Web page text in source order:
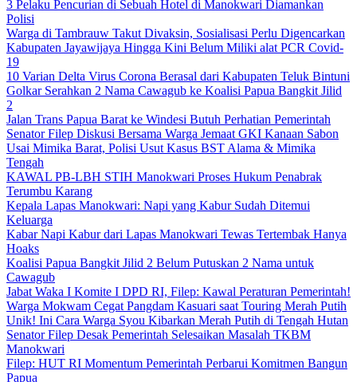
3 Pelaku Pencurian di Sebuah Hotel di Manokwari Diamankan
Polisi
Warga di Tambrauw Takut Divaksin, Sosialisasi Perlu Digencarkan
Kabupaten Jayawijaya Hingga Kini Belum Miliki alat PCR Covid-
19
10 Varian Delta Virus Corona Berasal dari Kabupaten Teluk Bintuni
Golkar Serahkan 2 Nama Cawagub ke Koalisi Papua Bangkit Jilid
2
Jalan Trans Papua Barat ke Windesi Butuh Perhatian Pemerintah
Senator Filep Diskusi Bersama Warga Jemaat GKI Kanaan Sabon
Usai Mimika Barat, Polisi Usut Kasus BST Alama & Mimika
Tengah
KAWAL PB-LBH STIH Manokwari Proses Hukum Penabrak
Terumbu Karang
Kepala Lapas Manokwari: Napi yang Kabur Sudah Ditemui
Keluarga
Kabar Napi Kabur dari Lapas Manokwari Tewas Tertembak Hanya
Hoaks
Koalisi Papua Bangkit Jilid 2 Belum Putuskan 2 Nama untuk
Cawagub
Jabat Waka I Komite I DPD RI, Filep: Kawal Peraturan Pemerintah!
Warga Mokwam Cegat Pangdam Kasuari saat Touring Merah Putih
Unik! Ini Cara Warga Syou Kibarkan Merah Putih di Tengah Hutan
Senator Filep Desak Pemerintah Selesaikan Masalah TKBM
Manokwari
Filep: HUT RI Momentum Pemerintah Perbarui Komitmen Bangun
Papua